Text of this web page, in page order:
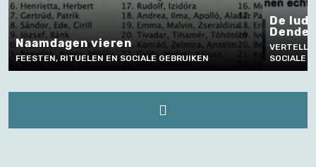
vieren
RITUELEN EN SOCIALE GEBRUIKEN
De ludieke
Dendermonde
VERTELLEN EN
SOCIALE GEBRUIKEN